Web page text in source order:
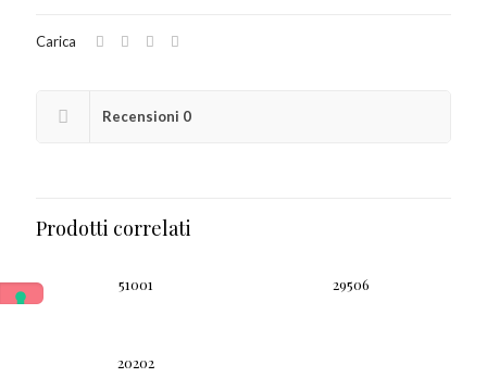
Carica
Recensioni 0
Prodotti correlati
51001 29506
20202